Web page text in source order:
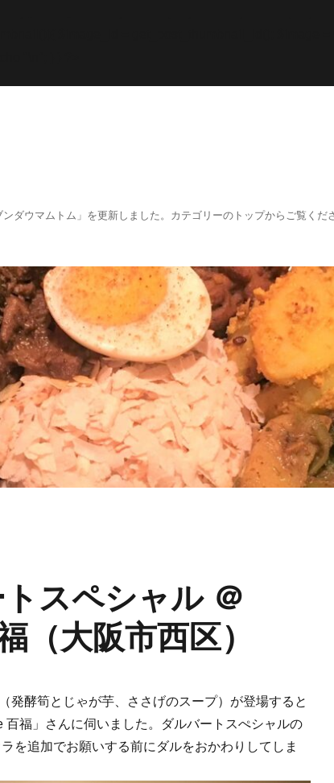
ダウマムトム」を更新しました。カテゴリーのトップからご覧く
スペシャル ＠
大阪市西区）
発酵筍とじゃが芋、ささげのスープ）が登場すると
百福」さんに伺いました。ダルバートスぺシャルの
を追加でお願いする前にダルをおかわりしてしま